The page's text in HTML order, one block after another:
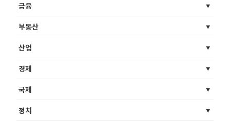
금융
부동산
산업
경제
국제
정치